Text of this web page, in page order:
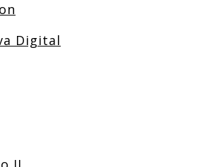
Digital